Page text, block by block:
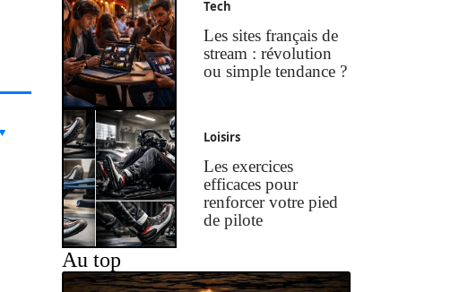
Tech
Les sites français de
stream : révolution
ou simple tendance ?
Loisirs
Les exercices
efficaces pour
renforcer votre pied
de pilote
Au top